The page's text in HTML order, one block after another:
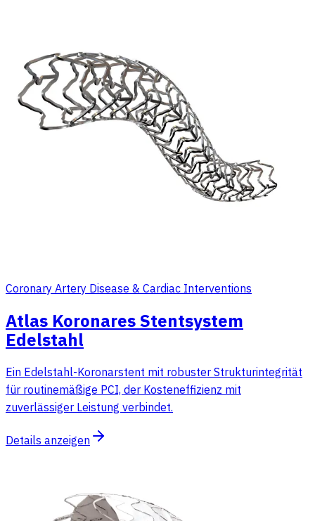
Coronary Artery Disease & Cardiac Interventions
Atlas Koronares Stentsystem
Edelstahl
Ein Edelstahl-Koronarstent mit robuster Strukturintegrität
für routinemäßige PCI, der Kosteneffizienz mit
zuverlässiger Leistung verbindet.
Details anzeigen